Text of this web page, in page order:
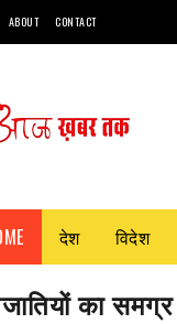
ABOUT CONTACT
देश विदेश
का समग्र